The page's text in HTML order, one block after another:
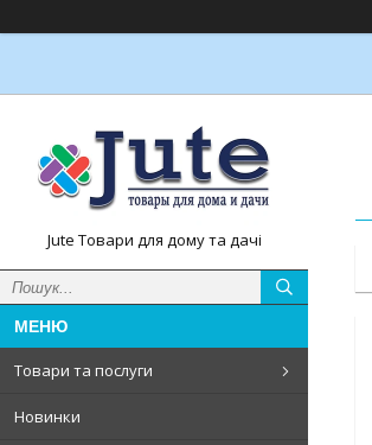
Jute Товари для дому та дачі
Товари та послуги
Новинки